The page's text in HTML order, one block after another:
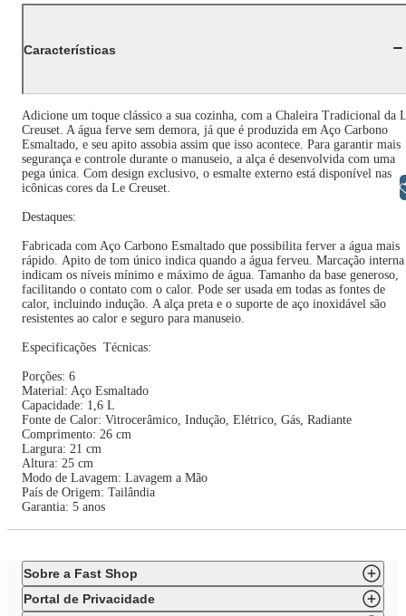
Características
Adicione um toque clássico a sua cozinha, com a Chaleira Tradicional da
Creuset. A água ferve sem demora, já que é produzida em Aço Carbono
Esmaltado, e seu apito assobia assim que isso acontece. Para garantir mais
segurança e controle durante o manuseio, a alça é desenvolvida com uma
pega única. Com design exclusivo, o esmalte externo está disponível nas
icônicas cores da Le Creuset.
Destaques:
Fabricada com Aço Carbono Esmaltado que possibilita ferver a água mais
rápido. Apito de tom único indica quando a água ferveu. Marcação interna
indicam os níveis mínimo e máximo de água. Tamanho da base generoso,
facilitando o contato com o calor. Pode ser usada em todas as fontes de
calor, incluindo indução. A alça preta e o suporte de aço inoxidável são
resistentes ao calor e seguro para manuseio.
Especificações Técnicas:
Porções: 6
Material: Aço Esmaltado
Capacidade: 1,6 L
Fonte de Calor: Vitrocerâmico, Indução, Elétrico, Gás, Radiante
Comprimento: 26 cm
Largura: 21 cm
Altura: 25 cm
Modo de Lavagem: Lavagem a Mão
País de Origem: Tailândia
Garantia: 5 anos
Sobre a Fast Shop
Portal de Privacidade